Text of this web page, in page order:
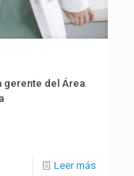
gerente del Área
Leer más